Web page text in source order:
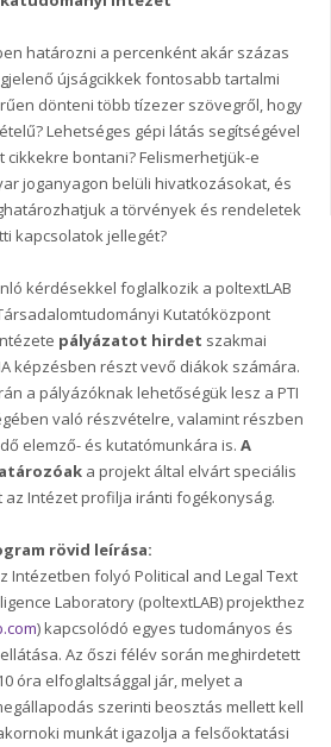
határozni a percenként akár százas
újságcikkek fontosabb tartalmi
dönteni több tízezer szövegről, hogy
Lehetséges gépi látás segítségével
cikkekre bontani? Felismerhetjük-e
joganyagon belüli hivatkozásokat, és
a törvények és rendeletek
kapcsolatok jellegét?
kérdésekkel foglalkozik a poltextLAB
Kutatóközpont
pályázatot hirdet szakmai
képzésben részt vevő diákok számára.
a pályázóknak lehetőségük lesz a PTI
való részvételre, valamint részben
elemző- és kutatómunkára is. A
a projekt által elvárt speciális
az Intézet profilja iránti fogékonyság.
rövid leírása:
Intézetben folyó Political and Legal Text
Laboratory (poltextLAB) projekthez
) kapcsolódó egyes tudományos és
Az őszi félév során meghirdetett
óra elfoglaltsággal jár, melyet a
szerinti beosztás mellett kell
munkát igazolja a felsőoktatási